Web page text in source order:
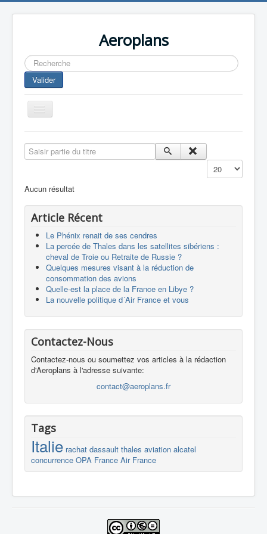
Aeroplans
Rechercher
Valider
Toggle
Navigation
Aviation Commerciale
Europespace
Drones
Saisir partie du titre
Affichage #
Aucun résultat
Article Récent
Le Phénix renait de ses cendres
La percée de Thales dans les satellites sibériens :
cheval de Troie ou Retraite de Russie ?
Quelques mesures visant à la réduction de
consommation des avions
Quelle-est la place de la France en Libye ?
La nouvelle politique d´Air France et vous
Contactez-Nous
Contactez-nous ou soumettez vos articles à la rédaction
d'Aeroplans à l'adresse suivante:
contact@aeroplans.fr
Tags
Italie rachat dassault thales aviation alcatel
concurrence OPA France Air France